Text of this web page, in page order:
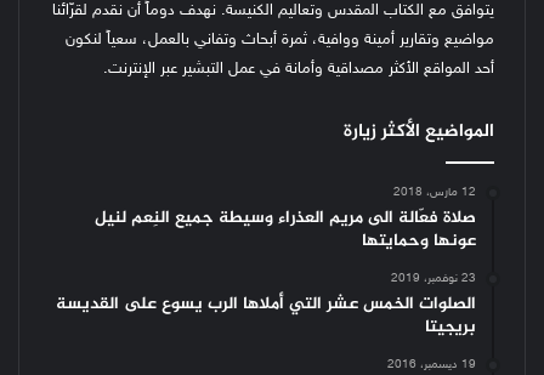
يتوافق مع الكتاب المقدس وتعاليم الكنيسة. نهدف دوماً أن نقدم لقرّائنا
مواضيع وتقارير أمينة ووافية، ثمرة أبحاث وتفاني بالعمل، سعياً لنكون
أحد المواقع الأكثر مصداقية وأمانة في عمل التبشير عبر الإنترنت.
المواضيع الأكثر زيارة
12 مارس، 2018
صلاة فعّالة الى مريم العذراء وسيطة جميع النِعم لنيل
عونها وحمايتها
23 نوفمبر، 2019
الصلوات الخمس عشر التي أملاها الرب يسوع على القديسة
بريجيتا
19 ديسمبر، 2016